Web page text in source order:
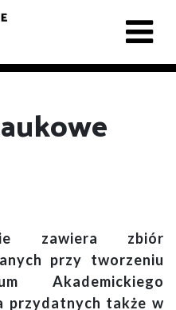
zawiera zbiór
przy tworzeniu
Akademickiego
przydatnych także w